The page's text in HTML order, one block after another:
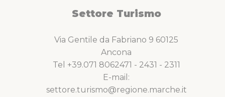
Settore Turismo
Via Gentile da Fabriano 9 60125
Ancona
Tel +39.071 8062471 - 2431 - 2311
E-mail:
settore.turismo@regione.marche.it